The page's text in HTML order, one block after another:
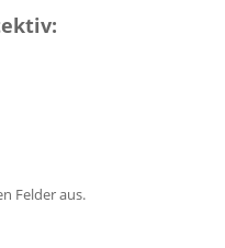
Felder aus.